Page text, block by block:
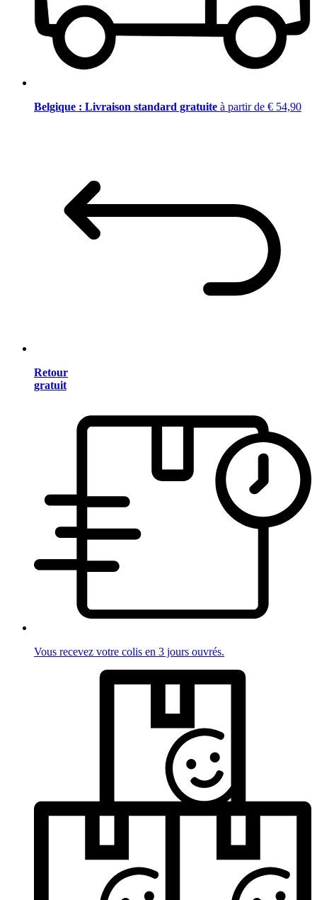
Belgique : Livraison standard gratuite à partir de € 54,90
Retour
gratuit
Vous recevez votre colis en 3 jours ouvrés.